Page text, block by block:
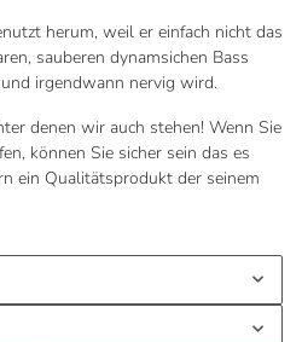
herum, weil er einfach nicht das
sauberen dynamsichen Bass
irgendwann nervig wird.
denen wir auch stehen! Wenn Sie
können Sie sicher sein das es
ein Qualitätsprodukt der seinem